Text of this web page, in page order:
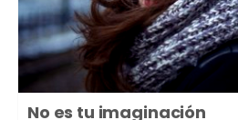
No es tu imaginación